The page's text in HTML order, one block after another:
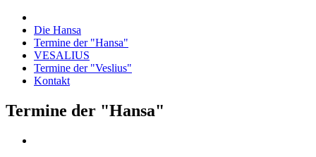
Die Hansa
Termine der "Hansa"
VESALIUS
Termine der "Veslius"
Kontakt
Termine der "Hansa"